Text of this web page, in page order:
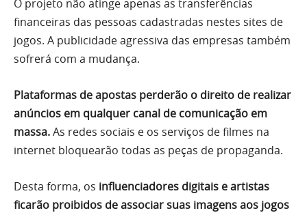
O projeto não atinge apenas as transferências
financeiras das pessoas cadastradas nestes sites de
jogos. A publicidade agressiva das empresas também
sofrerá com a mudança.
Plataformas de apostas perderão o direito de realizar
anúncios em qualquer canal de comunicação em
massa.As redes sociais e os serviços de filmes na
internet bloquearão todas as peças de propaganda.
Desta forma, os influenciadores digitais e artistas
ficarão proibidos de associar suas imagens aos jogos